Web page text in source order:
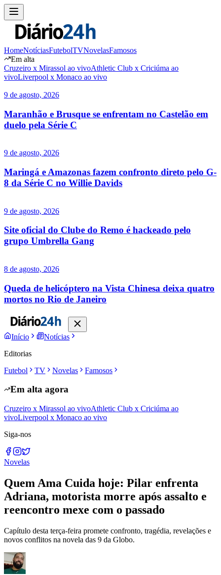
HomeNotíciasFutebolTVNovelasFamosos
Em alta
Cruzeiro x Mirassol ao vivoAthletic Club x Criciúma ao
vivoLiverpool x Monaco ao vivo
9 de agosto, 2026
Maranhão e Brusque se enfrentam no Castelão em
duelo pela Série C
9 de agosto, 2026
Maringá e Amazonas fazem confronto direto pelo G-
8 da Série C no Willie Davids
9 de agosto, 2026
Site oficial do Clube do Remo é hackeado pelo
grupo Umbrella Gang
8 de agosto, 2026
Queda de helicóptero na Vista Chinesa deixa quatro
mortos no Rio de Janeiro
Início
Notícias
Editorias
Futebol
TV Novelas Famosos
Em alta agora
Cruzeiro x Mirassol ao vivoAthletic Club x Criciúma ao
vivoLiverpool x Monaco ao vivo
Siga-nos
Novelas
Quem Ama Cuida hoje: Pilar enfrenta
Adriana, motorista morre após assalto e
reencontro mexe com o passado
Capítulo desta terça-feira promete confronto, tragédia, revelações e
novos conflitos na novela das 9 da Globo.